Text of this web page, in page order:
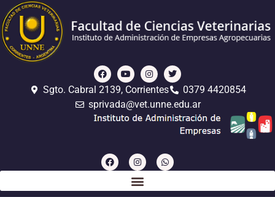
Sgto. Cabral 2139, Corrientes
0379 4420854
sprivada@vet.unne.edu.ar